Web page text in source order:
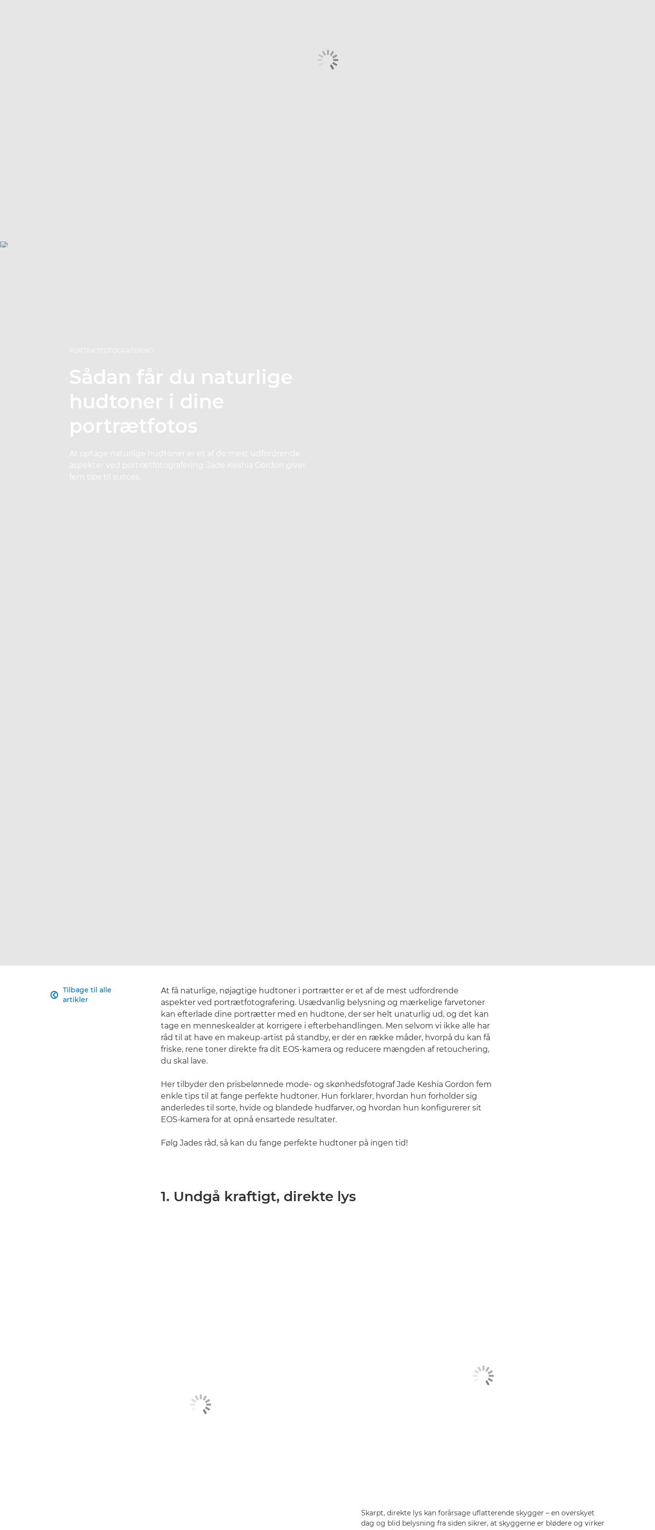
PORTRÆTFOTOGRAFERING
Sådan får du naturlige
hudtoner i dine
portrætfotos
At optage naturlige hudtoner er et af de mest udfordrende
aspekter ved portrætfotografering. Jade Keshia Gordon giver
fem tips til succes.
Tilbage til alle
artikler

At få naturlige, nøjagtige hudtoner i portrætter er et af de mest udfordrende
aspekter ved portrætfotografering. Usædvanlig belysning og mærkelige farvetoner
kan efterlade dine portrætter med en hudtone, der ser helt unaturlig ud, og det kan
tage en menneskealder at korrigere i efterbehandlingen. Men selvom vi ikke alle har
råd til at have en makeup-artist på standby, er der en række måder, hvorpå du kan få
friske, rene toner direkte fra dit EOS-kamera og reducere mængden af retouchering,
du skal lave.
Her tilbyder den prisbelønnede mode- og skønhedsfotograf Jade Keshia Gordon fem
enkle tips til at fange perfekte hudtoner. Hun forklarer, hvordan hun forholder sig
anderledes til sorte, hvide og blandede hudfarver, og hvordan hun konfigurerer sit
EOS-kamera for at opnå ensartede resultater.
Følg Jades råd, så kan du fange perfekte hudtoner på ingen tid!
1. Undgå kraftigt, direkte lys
Skarpt, direkte lys kan forårsage uflatterende skygger – en overskyet
dag og blid belysning fra siden sikrer, at skyggerne er blødere og virker